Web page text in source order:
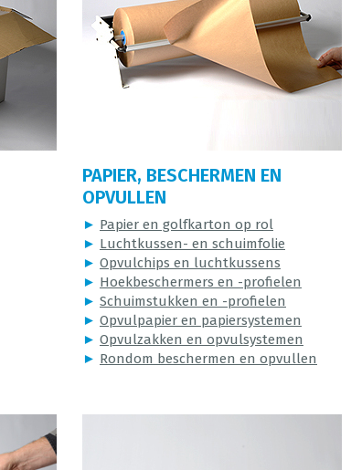
PAPIER, BESCHERMEN EN
OPVULLEN
► Papier en golfkarton op rol
► Luchtkussen- en schuimfolie
► Opvulchips en luchtkussens
► Hoekbeschermers en -profielen
► Schuimstukken en -profielen
► Opvulpapier en papiersystemen
► Opvulzakken en opvulsystemen
► Rondom beschermen en opvullen